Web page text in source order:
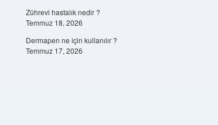
Zührevi hastalık nedir ?
Temmuz 18, 2026
Dermapen ne için kullanılır ?
Temmuz 17, 2026